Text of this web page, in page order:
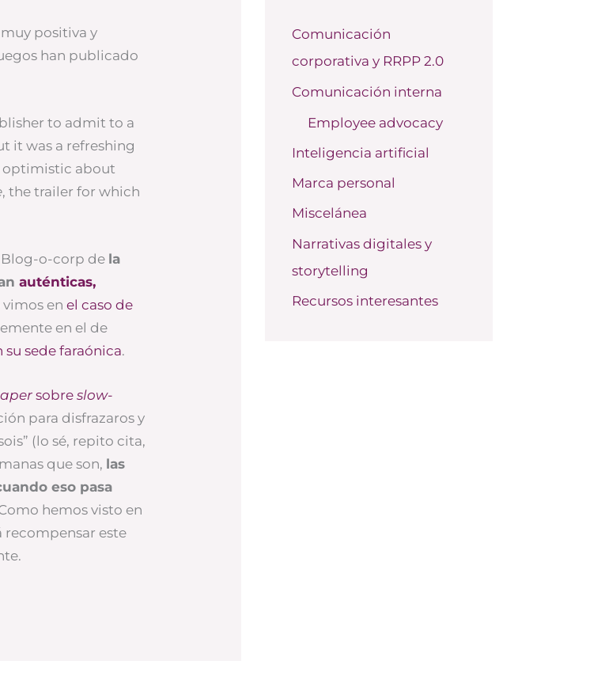
positiva y
han publicado
to admit to a
it was a refreshing
optimistic about
, the trailer for which
Blog-o-corp de la
auténticas,
vimos enel caso de
en el de
sede faraónica.
sobre slow-
para disfrazaros y
(lo sé, repito cita,
que son, las
eso pasa
hemos visto en
recompensar este
p
o
r
Comunicación
corporativa y RRPP 2.0
Comunicación interna
Employee advocacy
Inteligencia artificial
Marca personal
Miscelánea
Narrativas digitales y
storytelling
Recursos interesantes